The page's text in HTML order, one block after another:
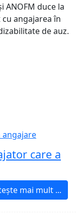
ANOFM duce la
angajarea în
de auz.
angajare
care a
mai mult ...